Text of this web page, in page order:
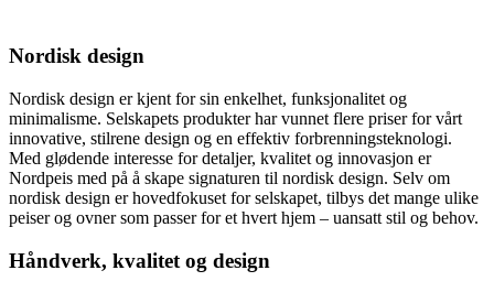
Nordisk design
Nordisk design er kjent for sin enkelhet, funksjonalitet og
minimalisme. Selskapets produkter har vunnet flere priser for vårt
innovative, stilrene design og en effektiv forbrenningsteknologi.
Med glødende interesse for detaljer, kvalitet og innovasjon er
Nordpeis med på å skape signaturen til nordisk design. Selv om
nordisk design er hovedfokuset for selskapet, tilbys det mange ulike
peiser og ovner som passer for et hvert hjem – uansatt stil og behov.
Håndverk, kvalitet og design